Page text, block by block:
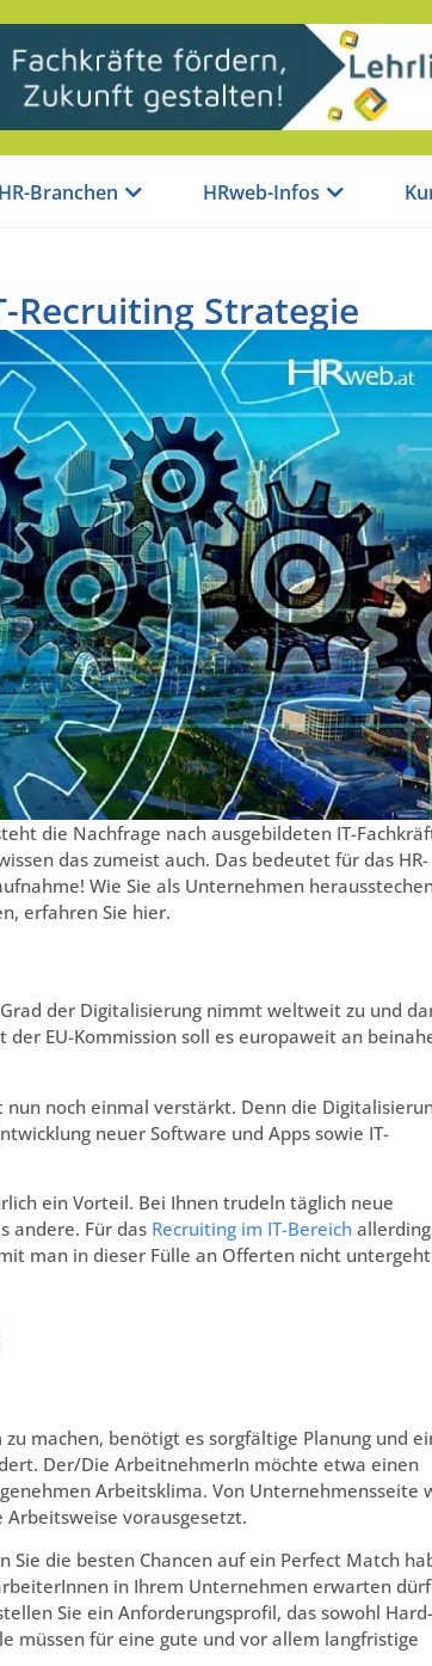
HR-Branchen HRweb-Infos
Recruiting Strategie
die Nachfrage nach ausgebildeten IT-
das zumeist auch. Das bedeutet für das HR-
Wie Sie als Unternehmen
erfahren Sie hier.
der Digitalisierung nimmt weltweit zu und
EU-Kommission soll es europaweit an
noch einmal verstärkt. Denn die
neuer Software und Apps sowie IT-
ein Vorteil. Bei Ihnen trudeln täglich neue
andere. Für das Recruiting im IT-Bereich
man in dieser Fülle an Offerten nicht
machen, benötigt es sorgfältige Planung und
Der/Die ArbeitnehmerIn möchte etwa einen
Arbeitsklima. Von Unternehmensseite
vorausgesetzt.
Sie die besten Chancen auf ein Perfect Match
in Ihrem Unternehmen erwarten
Sie ein Anforderungsprofil, das sowohl
müssen für eine gute und vor allem langfristige